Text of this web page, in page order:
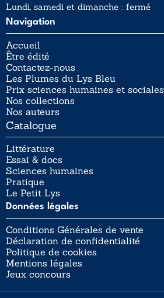
Lundi, samedi et dimanche : fermé
Navigation
Accueil
Être édité
Contactez-nous
Les Plumes du Lys Bleu
Prix sciences humaines et sociales
Nos collections
Nos auteurs
Catalogue
Littérature
Essai & docs
Sciences humaines
Pratique
Le Petit Lys
Données légales
Conditions Générales de vente
Déclaration de confidentialité
Politique de cookies
Mentions légales
Jeux concours